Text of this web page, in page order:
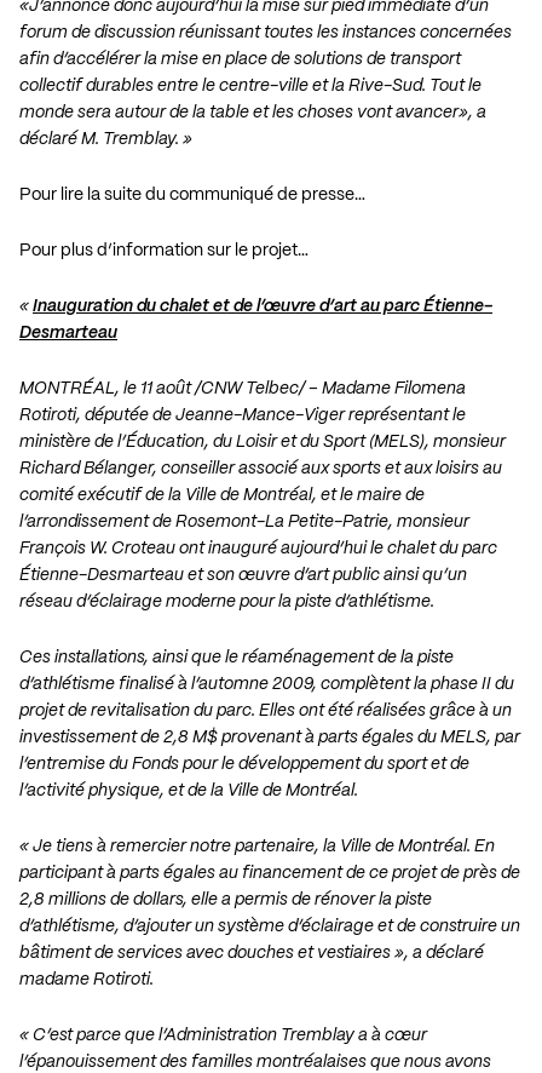
«J’annonce donc aujourd’hui la mise sur pied immédiate d’un
forum de discussion réunissant toutes les instances concernées
afin d’accélérer la mise en place de solutions de transport
collectif durables entre le centre-ville et la Rive-Sud. Tout le
monde sera autour de la table et les choses vont avancer», a
déclaré M. Tremblay. »
Pour lire la suite du communiqué de presse…
Pour plus d’information sur le projet…
« Inauguration du chalet et de l’œuvre d’art au parc Étienne-
Desmarteau
MONTRÉAL, le 11 août /CNW Telbec/ – Madame Filomena
Rotiroti, députée de Jeanne-Mance-Viger représentant le
ministère de l’Éducation, du Loisir et du Sport (MELS), monsieur
Richard Bélanger, conseiller associé aux sports et aux loisirs au
comité exécutif de la Ville de Montréal, et le maire de
l’arrondissement de Rosemont-La Petite-Patrie, monsieur
François W. Croteau ont inauguré aujourd’hui le chalet du parc
Étienne-Desmarteau et son œuvre d’art public ainsi qu’un
réseau d’éclairage moderne pour la piste d’athlétisme.
Ces installations, ainsi que le réaménagement de la piste
d’athlétisme finalisé à l’automne 2009, complètent la phase II du
projet de revitalisation du parc. Elles ont été réalisées grâce à un
investissement de 2,8 M$ provenant à parts égales du MELS, par
l’entremise du Fonds pour le développement du sport et de
l’activité physique, et de la Ville de Montréal.
« Je tiens à remercier notre partenaire, la Ville de Montréal. En
participant à parts égales au financement de ce projet de près de
2,8 millions de dollars, elle a permis de rénover la piste
d’athlétisme, d’ajouter un système d’éclairage et de construire un
bâtiment de services avec douches et vestiaires », a déclaré
madame Rotiroti.
« C’est parce que l’Administration Tremblay a à cœur
l’épanouissement des familles montréalaises que nous avons